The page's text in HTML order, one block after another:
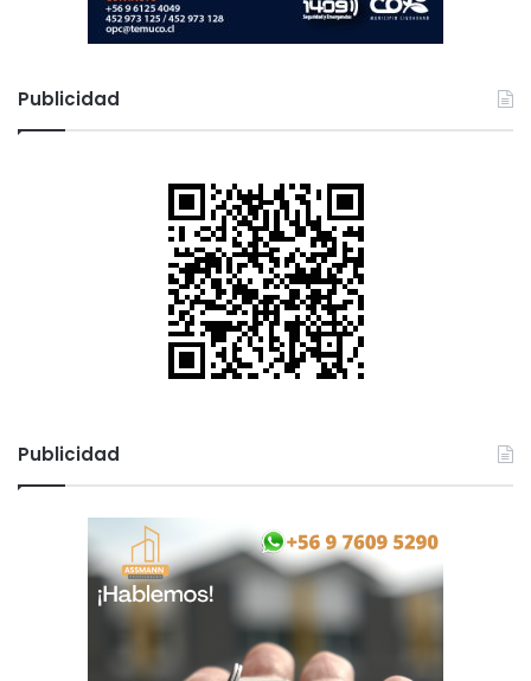
Publicidad
Publicidad